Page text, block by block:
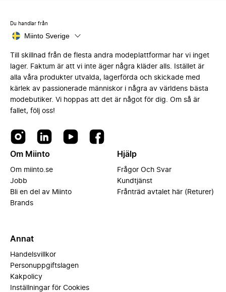
Du handlar från
Miinto Sverige
Till skillnad från de flesta andra modeplattformar har vi inget
lager. Faktum är att vi inte äger några kläder alls. Istället är
alla våra produkter utvalda, lagerförda och skickade med
kärlek av passionerade människor i några av världens bästa
modebutiker. Vi hoppas att det är något för dig. Om så är
fallet, följ oss!
Om Miinto
Om miinto.se
Jobb
Bli en del av Miinto
Brands
Hjälp
Frågor Och Svar
Kundtjänst
Frånträd avtalet här (Returer)
Annat
Handelsvillkor
Personuppgiftslagen
Kakpolicy
Inställningar för Cookies